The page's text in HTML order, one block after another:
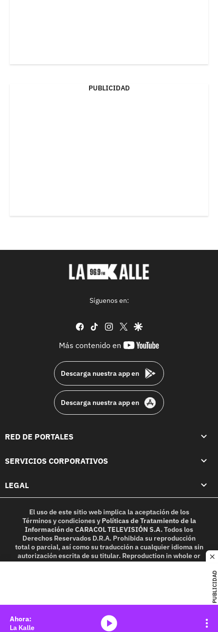
PUBLICIDAD
PUBLICIDAD
Síguenos en:
facebook
tiktok instagram
twittergoogle
Más contenido en
youtube-
Descarga nuestra app en
Descarga nuestra app en
RED DE PORTALES
SERVICIOS CORPORATIVOS
LEGAL
El uso de este sitio web implica la aceptación de los
Términos y condicionesy Políticas de Tratamiento de la
InformacióndeCARACOL TELEVISIÓN S.A.Todos los
Derechos Reservados D.R.A. Prohibida su reproducción
total o parcial, así como su traducción a cualquier idioma sin
autorización escrita de su titular. Reproduction in whole or
in part, or translation without written permission is
La Kalle